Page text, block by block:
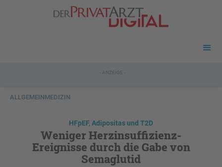
- ANZEIGE -
ALLGEMEINMEDIZIN
HFpEF, Adipositas und T2D
Weniger Herzinsuffizienz-
Ereignisse durch die Gabe von
Semaglutid